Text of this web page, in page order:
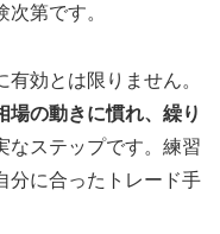
第です。
効とは限りません。
場の動きに慣れ、繰り
なステップです。練習
分に合ったトレード手